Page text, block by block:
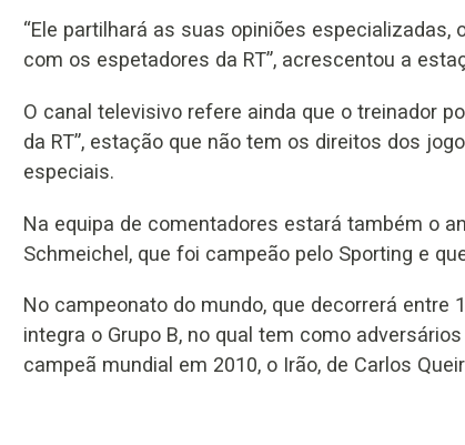
“Ele partilhará as suas opiniões
com os espetadores da RT”, acrescentou a
O canal televisivo refere ainda que o treinador
da RT”, estação que não tem os direitos dos
especiais.
Na equipa de comentadores estará também o
Schmeichel, que foi campeão pelo Sporting e
No campeonato do mundo, que decorrerá entre
integra o Grupo B, no qual tem como
campeã mundial em 2010, o Irão, de Carlos